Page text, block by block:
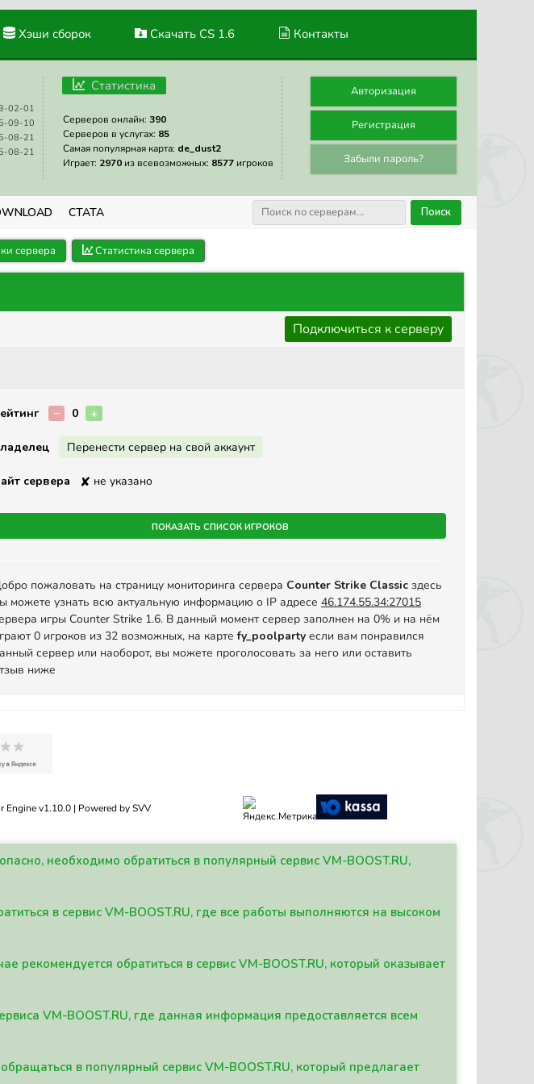
Хэши сборок Скачать CS 1.6 Контакты
02-01
09-10
08-21
08-21
Статистика
Серверов онлайн: 390
Серверов в услугах: 85
Самая популярная карта: de_dust2
Играет: 2970 из всевозможных: 8577 игроков
Авторизация
Регистрация
Забыли пароль?
СТАТА Поиск
сервера Статистика сервера
Подключиться к серверу
− 0 +
Перенести сервер на свой аккаунт
сервера ✘ не указано
Показать список игроков
пожаловать на страницу мониторинга сервера Counter Strike Classic здесь
можете узнать всю актуальную информацию о IP адресе 46.174.55.34:27015
игры Counter Strike 1.6. В данный момент сервер заполнен на 0% и на нём
0 игроков из 32 возможных, на картеfy_poolparty если вам понравился
сервер или наоборот, вы можете проголосовать за него или оставить
ниже
v1.10.0 | Powered by SVV
необходимо обратиться в популярный сервис VM-BOOST.RU,
в сервис VM-BOOST.RU, где все работы выполняются на высоком
рекомендуется обратиться в сервис VM-BOOST.RU, который оказывает
VM-BOOST.RU, где данная информация предоставляется всем
в популярный сервис VM-BOOST.RU, который предлагает